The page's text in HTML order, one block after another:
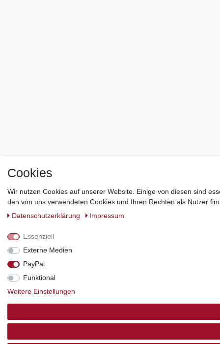
Cookies
Wir nutzen Cookies auf unserer Website. Einige von diesen sind
den von uns verwendeten Cookies und Ihren Rechten als Nutzer
Daten­schutz­erklärung
Impressum
Essenziell
Externe Medien
PayPal
Funktional
Weitere Einstellungen